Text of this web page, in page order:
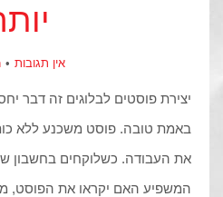
אין תגובות
יצירת פוסטים לבלוגים זה דבר
באמת טובה. פוסט משכנע ללא
את העבודה. כשלוקחים בחשבון
המשפיע האם יקראו את הפוסט,